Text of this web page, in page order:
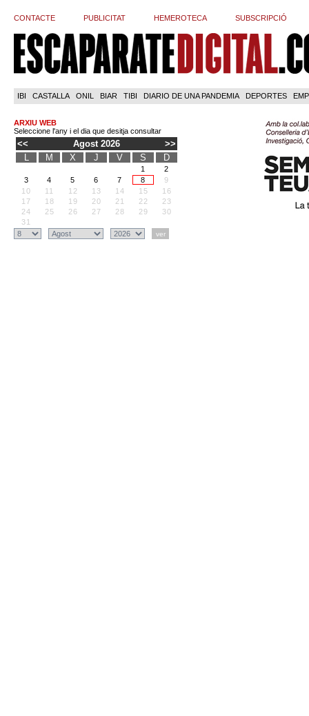
CONTACTE PUBLICITAT HEMEROTECA SUBSCRIPCIÓ
IBI CASTALLA ONIL BIAR TIBI DIARIO DE UNA PANDEMIA DEPORTES
ARXIU WEB
Seleccione l'any i el dia que desitja consultar
<< Agost 2026
>>
L
M X J V S D
1
2
3
4 5 6 7 8
9
10
11 12 13 14 15
16
17
18 19 20 21 22
23
24
25 26 27 28 29
30
31